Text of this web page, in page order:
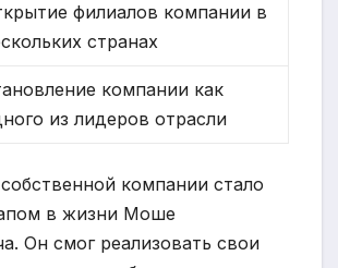
филиалов компании в
странах
компании как
из лидеров отрасли
компании стало
в жизни Моше
Он смог реализовать свои